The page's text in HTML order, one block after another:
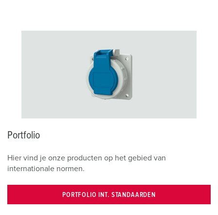
Portfolio
Hier vind je onze producten op het gebied van
internationale normen.
PORTFOLIO INT. STANDAARDEN